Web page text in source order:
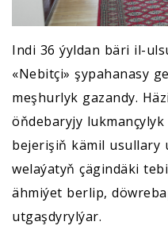
Indi 36 ýyldan bäri il-
«Nebitçi» şypahanasy
meşhurlyk gazandy.
öňdebaryjy
bejerişiň kämil usullary
welaýatyň çägindäki
ähmiýet berlip,
utgaşdyrylýar.